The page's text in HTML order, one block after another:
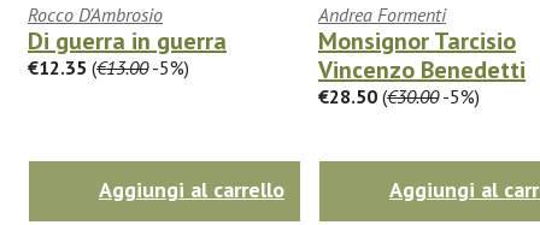
Rocco D'Ambrosio
Di guerra in guerra
€12.35 (€13.00-5%)
Aggiungi al carrello
Andrea Formenti
Monsignor Tarcisio
Vincenzo Benedetti
€28.50 (€30.00-5%)
Aggiungi al